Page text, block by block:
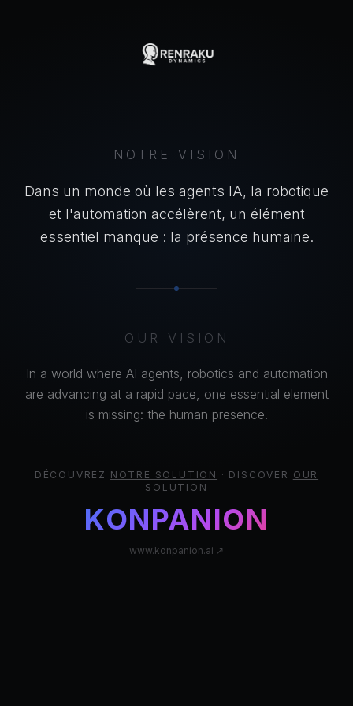
NOTRE VISION
Dans un monde où les agents IA, la robotique
et l'automation accélèrent, un élément
essentiel manque : la présence humaine.
OUR VISION
In a world where AI agents, robotics and automation
are advancing at a rapid pace, one essential element
is missing: the human presence.
DÉCOUVREZ NOTRE SOLUTION · DISCOVER OUR
SOLUTION
KONPANION
www.konpanion.ai ↗